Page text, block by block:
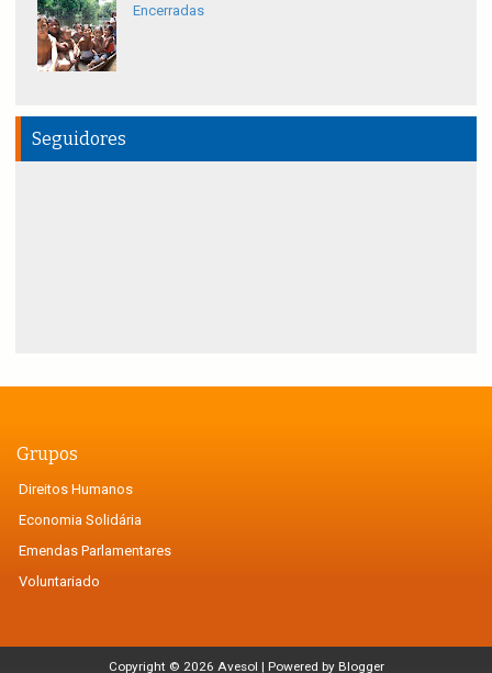
Encerradas
Seguidores
Grupos
Direitos Humanos
Economia Solidária
Emendas Parlamentares
Voluntariado
Copyright © 2026 Avesol | Powered by Blogger